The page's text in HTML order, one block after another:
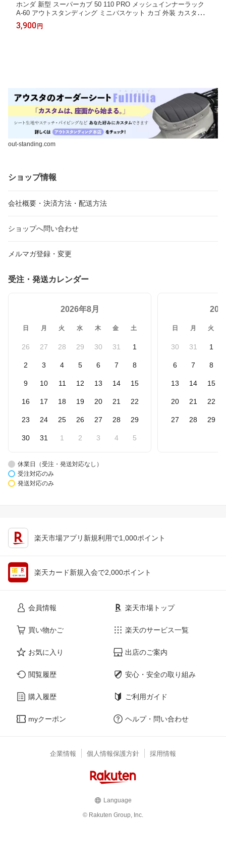
ホンダ 新型 スーパーカブ 50 110 PRO メッシュインナーラック
A-60 アウトスタンディング ミニバスケット カゴ 外装 カスタム
パーツ JA59 JA44 JA42 AA09 AA07 JA76 JA77 JA61専用
3,900 円
out-standing.com
ショップ情報
会社概要・決済方法・配送方法
ショップへ問い合わせ
メルマガ登録・変更
受注・発送カレンダー
2026年8月
日 月 火 水 木 金 土
26 27 28 29 30 31 1
2 3 4 5 6 7 8
9 10 11 12 13 14 15
16 17 18 19 20 21 22
23 24 25 26 27 28 29
30 31 1 2 3 4 5
日 月 火
30 31 1
6 7 8
13 14 15
20 21 22
27 28 29
休業日（受注・発送対応なし）
受注対応のみ
発送対応のみ
楽天市場アプリ新規利用で1,000ポイント
楽天カード新規入会で2,000ポイント
会員情報
買い物かご
お気に入り
閲覧履歴
購入履歴
myクーポン
楽天市場トップ
楽天のサービス一覧
出店のご案内
安心・安全の取り組み
ご利用ガイド
ヘルプ・問い合わせ
企業情報 個人情報保護方針 採用情報
Language
© Rakuten Group, Inc.